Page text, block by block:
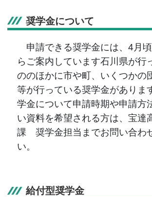
奨学金について
申請できる奨学金には、4月
らご案内しています石川県が行
ののほかに市や町、いくつかの
等が行っている奨学金がありま
学金について申請時期や申請方
い資料を希望される方は、宝
課 奨学金担当までお問い合わ
い。
給付型奨学金